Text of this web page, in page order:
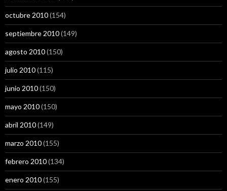
octubre 2010(154)
septiembre 2010(149)
agosto 2010(150)
julio 2010(115)
junio 2010(150)
mayo 2010(150)
abril 2010(149)
marzo 2010(155)
febrero 2010(134)
enero 2010(155)